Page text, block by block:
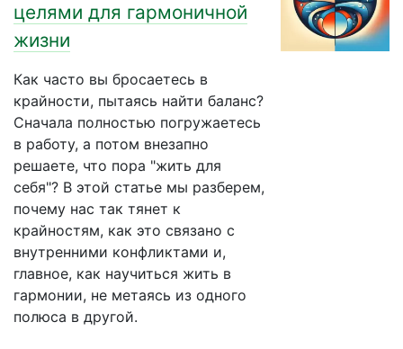
целями для гармоничной
жизни
Как часто вы бросаетесь в
крайности, пытаясь найти баланс?
Сначала полностью погружаетесь
в работу, а потом внезапно
решаете, что пора "жить для
себя"? В этой статье мы разберем,
почему нас так тянет к
крайностям, как это связано с
внутренними конфликтами и,
главное, как научиться жить в
гармонии, не метаясь из одного
полюса в другой.